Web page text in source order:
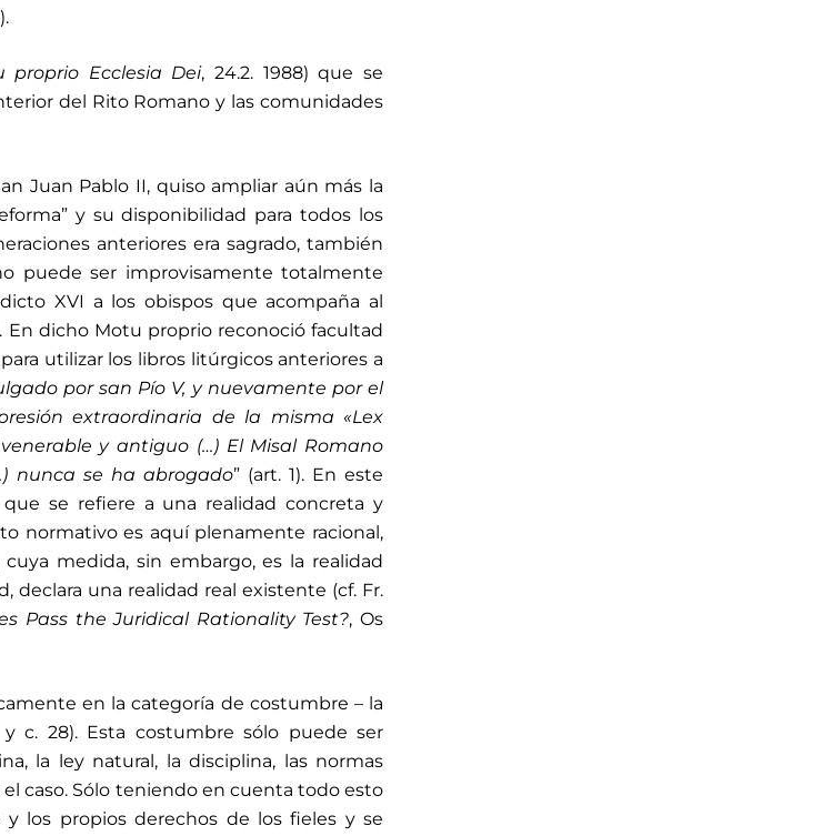
proprio Ecclesia Dei, 24.2. 1988) que se
del Rito Romano y las comunidades
Juan Pablo II, quiso ampliar aún más la
y su disponibilidad para todos los
anteriores era sagrado, también
puede ser improvisamente totalmente
XVI a los obispos que acompaña al
En dicho Motu proprio reconoció facultad
utilizar los libros litúrgicos anteriores a
por san Pío V, y nuevamente por el
extraordinaria de la misma «Lex
y antiguo (…) El Misal Romano
nunca se ha abrogado” (art. 1). En este
se refiere a una realidad concreta y
normativo es aquí plenamente racional,
medida, sin embargo, es la realidad
declara una realidad real existente (cf. Fr.
Pass the Juridical Rationality Test?, Os
en la categoría de costumbre – la
c. 28). Esta costumbre sólo puede ser
la ley natural, la disciplina, las normas
caso. Sólo teniendo en cuenta todo esto
los propios derechos de los fieles y se